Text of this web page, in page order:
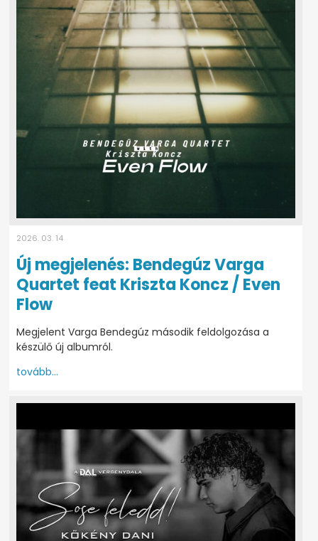
2026. 03. 14
Új megjelenés: Bendegúz Varga
Quartet feat Kriszta Koncz / Even
Flow
Megjelent Varga Bendegúz második feldolgozása a
készülő új albumról.
tovább...